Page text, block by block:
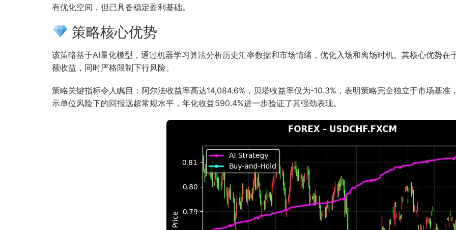
有优化空间，但已具备稳定盈利基础。
策略核心优势
该策略基于AI量化模型，通过机器学习算法分析历史汇率数据和市场情绪，优化入场和离场时机。其核心优势
额收益，同时严格限制下行风险。
策略关键指标令人瞩目：阿尔法收益率高达14,084.6%，贝塔收益率仅为-10.3%，表明策略完全独立于市场基准
示单位风险下的回报远超常规水平，年化收益590.4%进一步验证了其强劲表现。